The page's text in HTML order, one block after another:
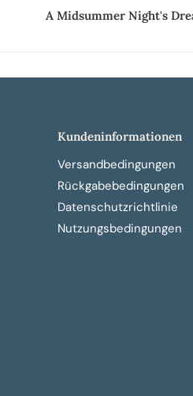
A Midsummer Night's
Kundeninformationen
Versandbedingungen
Rückgabebedingungen
Datenschutzrichtlinie
Nutzungsbedingungen